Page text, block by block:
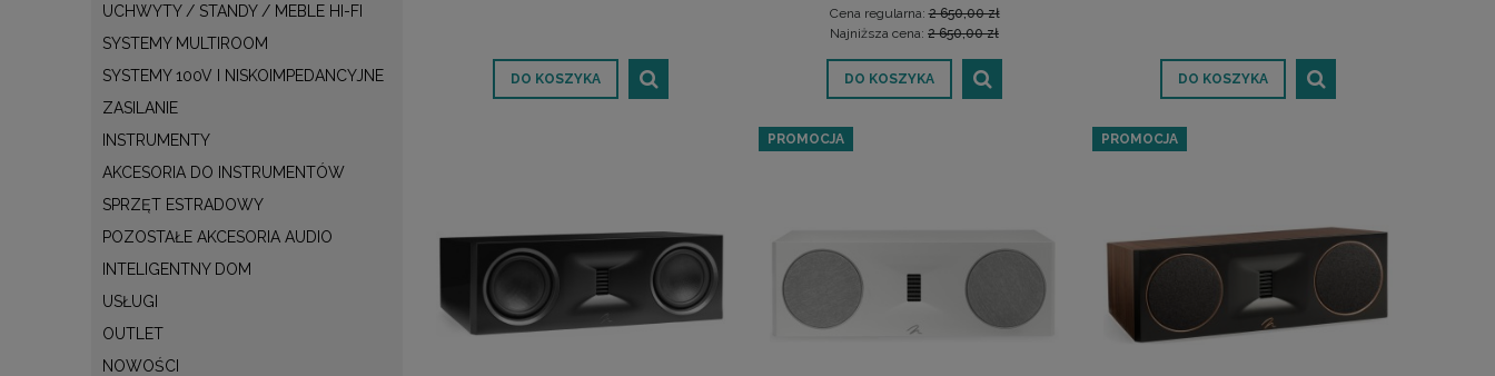
UCHWYTY / STANDY / MEBLE HI-FI
SYSTEMY MULTIROOM
SYSTEMY 100V I NISKOIMPEDANCYJNE
ZASILANIE
INSTRUMENTY
AKCESORIA DO INSTRUMENTÓW
SPRZĘT ESTRADOWY
POZOSTAŁE AKCESORIA AUDIO
INTELIGENTNY DOM
USŁUGI
OUTLET
NOWOŚCI
DO KOSZYKA
Cena regularna:2 650,00 zł
Najniższa cena: 2 650,00 zł
DO KOSZYKA DO KOSZYKA
PROMOCJA PROMOCJA